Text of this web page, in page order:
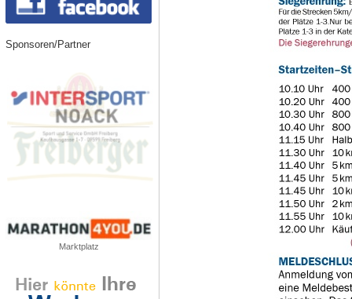
Sponsoren/Partner
Marktplatz